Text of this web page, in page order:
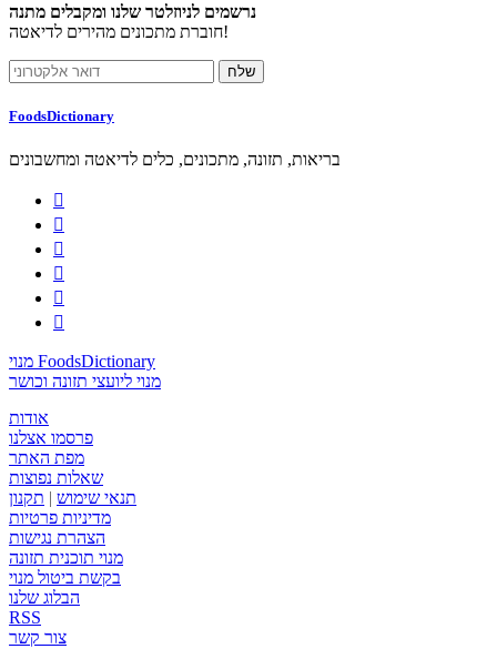
נרשמים לניוזלטר שלנו ומקבלים מתנה
חוברת מתכונים מהירים לדיאטה!
FoodsDictionary
בריאות, תזונה, מתכונים, כלים לדיאטה ומחשבונים






מנוי FoodsDictionary
מנוי ליועצי תזונה וכושר
אודות
פרסמו אצלנו
מפת האתר
שאלות נפוצות
תנאי שימוש | תקנון
מדיניות פרטיות
הצהרת נגישות
מנוי תוכנית תזונה
בקשת ביטול מנוי
הבלוג שלנו
RSS
צור קשר